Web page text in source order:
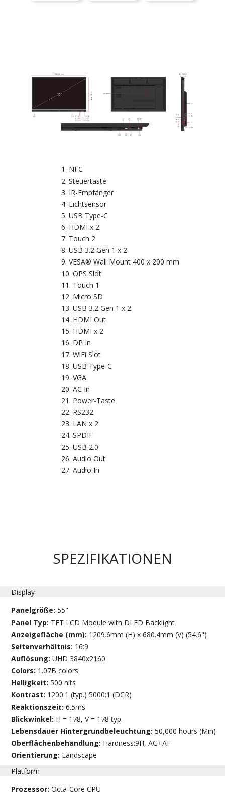
NFC
Steuertaste
IR-Empfänger
Lichtsensor
USB Type-C
HDMI x 2
Touch 2
USB 3.2 Gen 1 x 2
VESA® Wall Mount 400 x 200 mm
OPS Slot
Touch 1
Micro SD
USB 3.2 Gen 1 x 2
HDMI Out
HDMI x 2
DP In
WiFi Slot
USB Type-C
VGA
AC In
Power-Taste
RS232
LAN x 2
SPDIF
USB 2.0
Audio Out
Audio In
SPEZIFIKATIONEN
Display
Panelgröße:55"
Panel Typ: TFT LCD Module with DLED Backlight
Anzeigefläche (mm): 1209.6mm (H) x 680.4mm (V) (54.6")
Seitenverhältnis: 16:9
Auflösung:UHD 3840x2160
Colors: 1.07B colors
Helligkeit:500 nits
Kontrast: 1200:1 (typ.) 5000:1 (DCR)
Reaktionszeit:6.5ms
Blickwinkel: H = 178, V = 178 typ.
Lebensdauer Hintergrundbeleuchtung:50,000 hours (Min)
Oberflächenbehandlung: Hardness:9H, AG+AF
Orientierung: Landscape
Platform
Prozessor:Octa-Core CPU